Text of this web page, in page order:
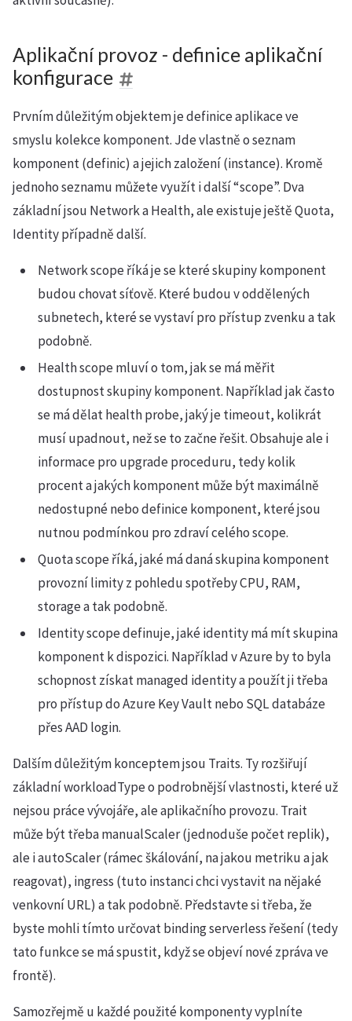
Aplikační provoz - definice aplikační
konfigurace
Prvním důležitým objektem je definice aplikace ve
smyslu kolekce komponent. Jde vlastně o seznam
komponent (definic) a jejich založení (instance). Kromě
jednoho seznamu můžete využít i další “scope”. Dva
základní jsou Network a Health, ale existuje ještě Quota,
Identity případně další.
Network scope říká je se které skupiny komponent
budou chovat síťově. Které budou v oddělených
subnetech, které se vystaví pro přístup zvenku a tak
podobně.
Health scope mluví o tom, jak se má měřit
dostupnost skupiny komponent. Například jak často
se má dělat health probe, jaký je timeout, kolikrát
musí upadnout, než se to začne řešit. Obsahuje ale i
informace pro upgrade proceduru, tedy kolik
procent a jakých komponent může být maximálně
nedostupné nebo definice komponent, které jsou
nutnou podmínkou pro zdraví celého scope.
Quota scope říká, jaké má daná skupina komponent
provozní limity z pohledu spotřeby CPU, RAM,
storage a tak podobně.
Identity scope definuje, jaké identity má mít skupina
komponent k dispozici. Například v Azure by to byla
schopnost získat managed identity a použít ji třeba
pro přístup do Azure Key Vault nebo SQL databáze
přes AAD login.
Dalším důležitým konceptem jsou Traits. Ty rozšiřují
základní workloadType o podrobnější vlastnosti, které už
nejsou práce vývojáře, ale aplikačního provozu. Trait
může být třeba manualScaler (jednoduše počet replik),
ale i autoScaler (rámec škálování, na jakou metriku a jak
reagovat), ingress (tuto instanci chci vystavit na nějaké
venkovní URL) a tak podobně. Představte si třeba, že
byste mohli tímto určovat binding serverless řešení (tedy
tato funkce se má spustit, když se objeví nové zpráva ve
frontě).
Samozřejmě u každé použité komponenty vyplníte